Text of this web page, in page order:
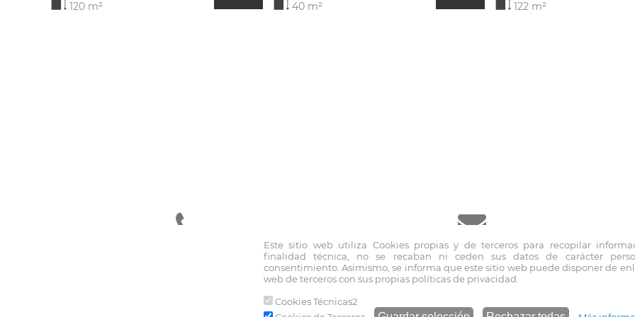
120 m² 40 m² 122 m²
inmo@fernandoblancoapi.com
Este sitio web utiliza Cookies propias y de terceros para recopilar
finalidad técnica, no se recaban ni ceden sus datos de carácter
consentimiento. Asimismo, se informa que este sitio web puede disponer de
web de terceros con sus propias políticas de privacidad.
Cookies Técnicas2